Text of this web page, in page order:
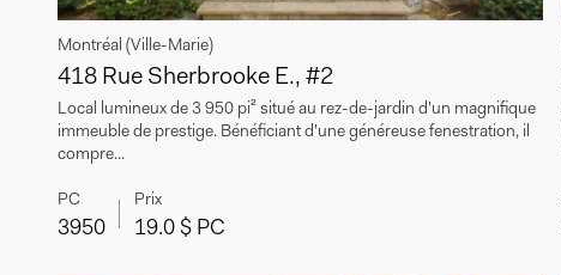
Montréal (Ville-Marie)
418 Rue Sherbrooke E., #2
Local lumineux de 3 950 pi² situé au rez-de-jardin d'un magnifique
immeuble de prestige. Bénéficiant d'une généreuse fenestration, il
compre...
PC
3950
Prix
19.0 $ PC